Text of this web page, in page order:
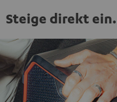
Steige direkt ein.